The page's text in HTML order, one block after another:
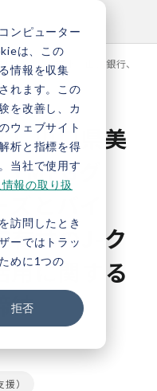
ンピューター
は、この
情報を収集
れます。この
を改善し、カ
ウェブサイト
析と指標を得
当社で使用す
報の取り扱
訪問したとき
ーではトラッ
めに1つの
拒否
】山口県美祢市、山口銀行、
】山口県美
グ
とバイ
有林のJ-ク
用に関する
結
）